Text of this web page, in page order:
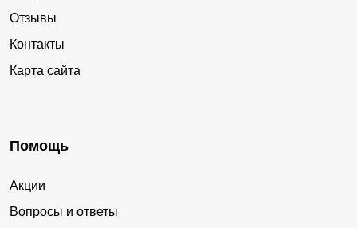
Отзывы
Контакты
Карта сайта
Помощь
Акции
Вопросы и ответы